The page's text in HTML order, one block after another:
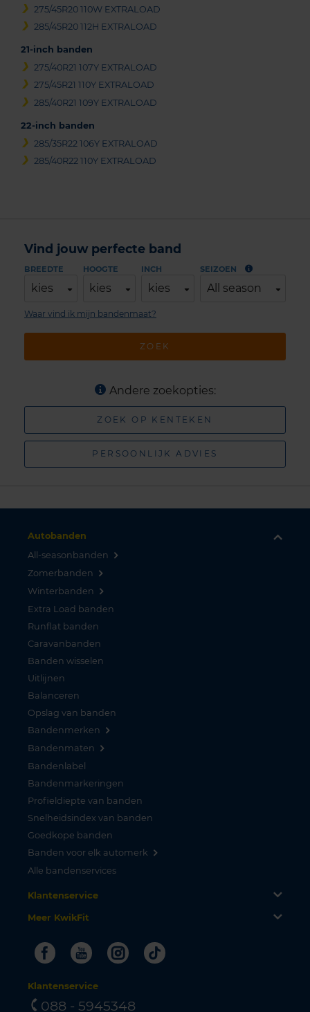
275/45R20 110W EXTRALOAD
285/45R20 112H EXTRALOAD
21-inch banden
275/40R21 107Y EXTRALOAD
275/45R21 110Y EXTRALOAD
285/40R21 109Y EXTRALOAD
22-inch banden
285/35R22 106Y EXTRALOAD
285/40R22 110Y EXTRALOAD
Vind jouw perfecte band
BREEDTE
kies
HOOGTE
kies
INCH
kies
SEIZOEN
All season
ZOEK
Waar vind ik mijn bandenmaat?
Andere zoekopties:
ZOEK OP KENTEKEN
PERSOONLIJK ADVIES
Autobanden
All-seasonbanden
Zomerbanden
Winterbanden
Extra Load banden
Runflat banden
Caravanbanden
Banden wisselen
Uitlijnen
Balanceren
Opslag van banden
Bandenmerken
Bandenmaten
Bandenlabel
Bandenmarkeringen
Profieldiepte van banden
Snelheidsindex van banden
Goedkope banden
Banden voor elk automerk
Alle bandenservices
Klantenservice
Meer KwikFit
FacebookYoutubeInstagram
Tiktok
Klantenservice
088 - 5945348